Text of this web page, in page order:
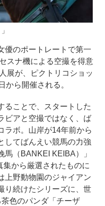
優のポートレートで第一
スナ機による空撮を得意
展が、ピクトリコショッ
から開催される。
ることで、スタートした
ビアと空撮ではなく、ば
ラボ。山岸が14年前から
してばんえい競馬の力強
馬（BANKEI KEIBA）」
から厳選されたものに
上野動物園のジャイアン
り続けたシリーズに、世
色のパンダ「チーザ